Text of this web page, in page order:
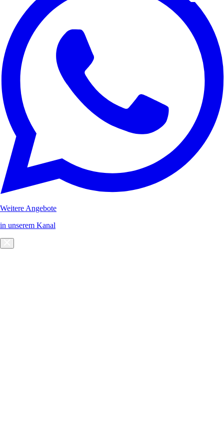
Weitere Angebote
in unserem Kanal